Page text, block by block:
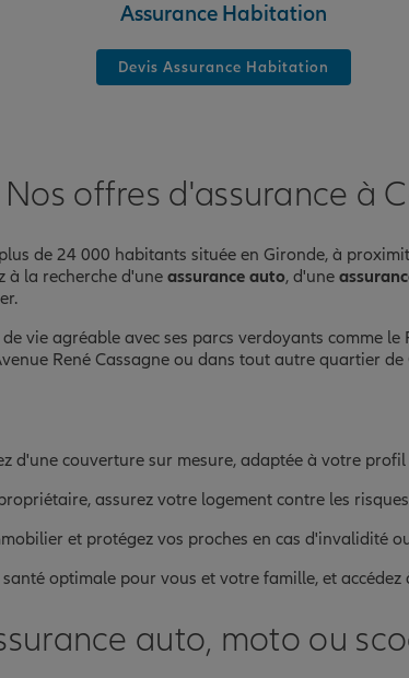
Assurance Habitation
Devis Assurance Habitation
Nos offres d'assurance à
de 24 000 habitants située en Gironde, à
à la recherche d'une assurance auto, d'une
vie agréable avec ses parcs verdoyants comme
René Cassagne ou dans tout autre quartier
d'une couverture sur mesure, adaptée à votre
assurez votre logement contre les
et protégez vos proches en cas d'invalidité
optimale pour vous et votre famille, et
auto, moto ou